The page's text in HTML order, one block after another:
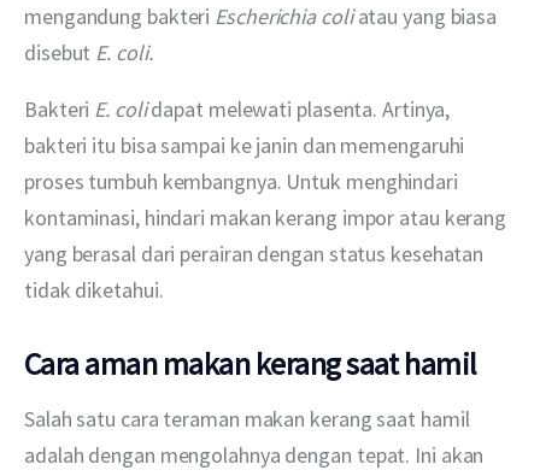
mengandung bakteri Escherichia coli atau yang biasa
disebut E. coli.
Bakteri E. coli dapat melewati plasenta. Artinya,
bakteri itu bisa sampai ke janin dan memengaruhi
proses tumbuh kembangnya. Untuk menghindari
kontaminasi, hindari makan kerang impor atau kerang
yang berasal dari perairan dengan status kesehatan
tidak diketahui.
Cara aman makan kerang saat hamil
Salah satu cara teraman makan kerang saat hamil
adalah dengan mengolahnya dengan tepat. Ini akan